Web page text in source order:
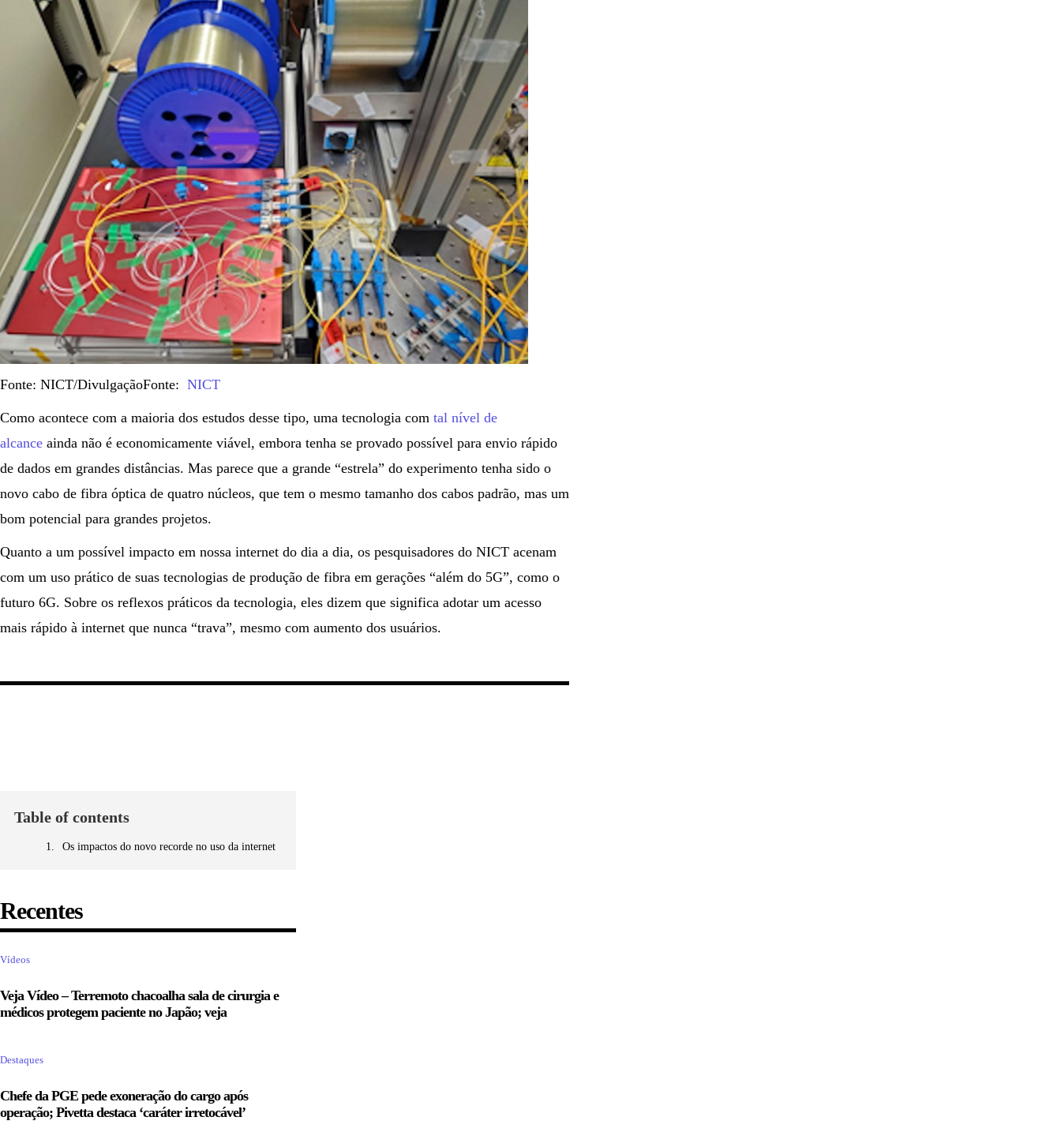
Fonte: NICT/DivulgaçãoFonte: NICT
Como acontece com a maioria dos estudos desse tipo, uma tecnologia com tal nível de
alcance ainda não é economicamente viável, embora tenha se provado possível para envio rápido
de dados em grandes distâncias. Mas parece que a grande “estrela” do experimento tenha sido o
novo cabo de fibra óptica de quatro núcleos, que tem o mesmo tamanho dos cabos padrão, mas um
bom potencial para grandes projetos.
Quanto a um possível impacto em nossa internet do dia a dia, os pesquisadores do NICT acenam
com um uso prático de suas tecnologias de produção de fibra em gerações “além do 5G”, como o
futuro 6G. Sobre os reflexos práticos da tecnologia, eles dizem que significa adotar um acesso
mais rápido à internet que nunca “trava”, mesmo com aumento dos usuários.
Table of contents
Os impactos do novo recorde no uso da internet
Recentes
Vídeos
Veja Vídeo – Terremoto chacoalha sala de cirurgia e
médicos protegem paciente no Japão; veja
Destaques
Chefe da PGE pede exoneração do cargo após
operação; Pivetta destaca ‘caráter irretocável’